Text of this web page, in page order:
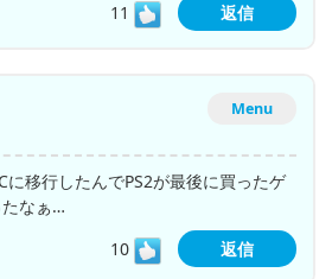
11
返信
Menu
に移行したんでPS2が最後に買ったゲ
なぁ…
10
返信